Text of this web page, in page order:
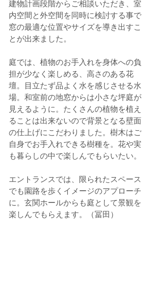
建物計画段階からご相談いただき、室
内空間と外空間を同時に検討する事で
窓の最適な位置やサイズを導き出すこ
とが出来ました。
庭では、植物のお手入れを身体への負
担が少なく楽しめる、高さのある花
壇。目立たず品よく水を感じさせる水
場。和室前の地窓からは小さな坪庭が
見えるように。たくさんの植物を植え
ることは出来ないので背景となる壁面
の仕上げにこだわりました。樹木はご
自身でお手入れできる樹種を。花や実
も暮らしの中で楽しんでもらいたい。
エントランスでは、限られたスペース
でも園路を歩くイメージのアプローチ
に。玄関ホールからも庭として景観を
楽しんでもらえます。（冨田）